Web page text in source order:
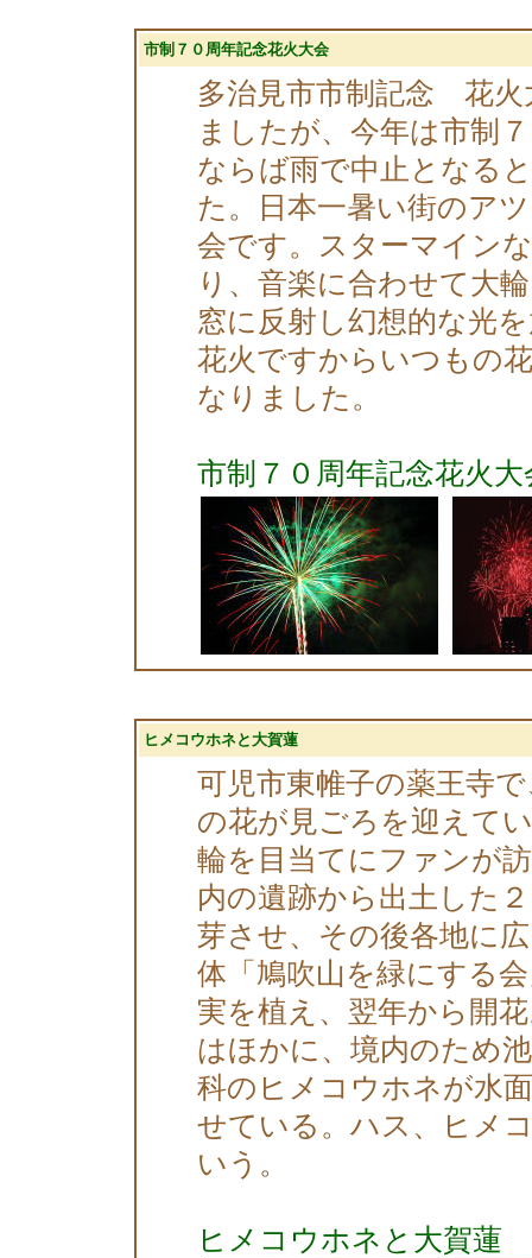
市制７０周年記念花火大会
多治見市市制記念 花火
ましたが、今年は市制
ならば雨で中止となる
た。日本一暑い街のア
会です。スターマイン
り、音楽に合わせて大
窓に反射し幻想的な光
花火ですからいつもの
なりました。
市制７０周年記念花火大
ヒメコウホネと大賀蓮
可児市東帷子の薬王寺
の花が見ごろを迎えて
輪を目当てにファンが
内の遺跡から出土した
芽させ、その後各地に
体「鳩吹山を緑にする
実を植え、翌年から開
はほかに、境内のため
科のヒメコウホネが水
せている。ハス、ヒメ
いう。
ヒメコウホネと大賀蓮